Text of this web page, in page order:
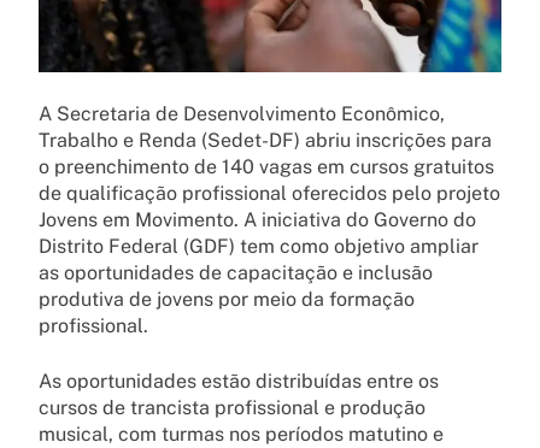
A Secretaria de Desenvolvimento Econômico,
Trabalho e Renda (Sedet-DF) abriu inscrições para
o preenchimento de 140 vagas em cursos gratuitos
de qualificação profissional oferecidos pelo projeto
Jovens em Movimento. A iniciativa do Governo do
Distrito Federal (GDF) tem como objetivo ampliar
as oportunidades de capacitação e inclusão
produtiva de jovens por meio da formação
profissional.
As oportunidades estão distribuídas entre os
cursos de trancista profissional e produção
musical, com turmas nos períodos matutino e